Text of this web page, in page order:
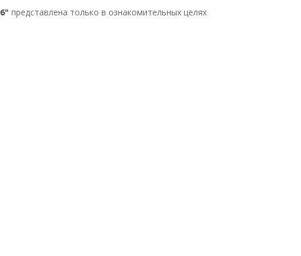
представлена только в ознакомительных целях